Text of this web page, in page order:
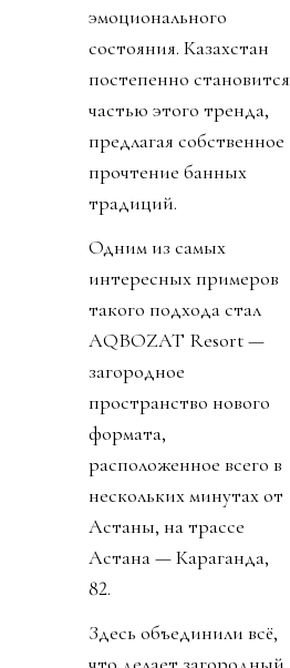
эмоционального
состояния. Казахстан
постепенно становится
частью этого тренда,
предлагая собственное
прочтение банных
традиций.
Одним из самых
интересных примеров
такого подхода стал
AQBOZAT Resort —
загородное
пространство нового
формата,
расположенное всего в
нескольких минутах от
Астаны, на трассе
Астана — Караганда,
82.
Здесь объединили всё,